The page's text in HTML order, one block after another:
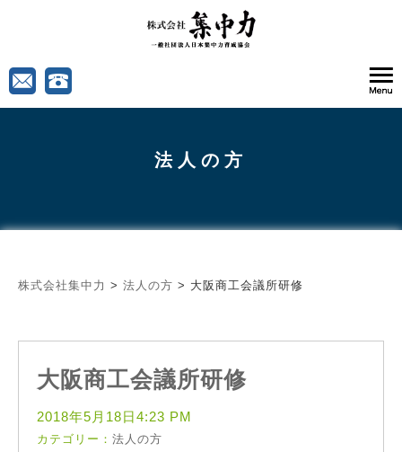
法人の方
株式会社集中力 > 法人の方 > 大阪商工会議所研修
大阪商工会議所研修
2018年5月18日4:23 PM
カテゴリー： 法人の方